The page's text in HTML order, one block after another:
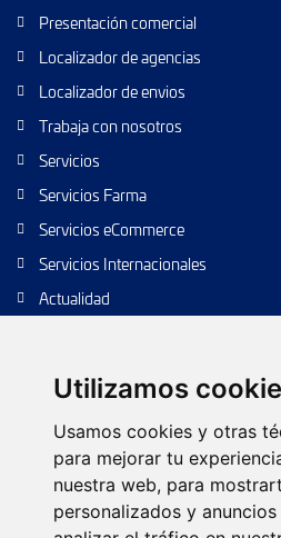
Utilizamos
Usamos cookies y otras
para mejorar tu
nuestra web, para
personalizados y
Presentación comercial
Localizador de agencias
Localizador de envios
Trabaja con nosotros
Servicios
Servicios Farma
Servicios eCommerce
Servicios Internacionales
Actualidad
Envíos de calidad
Envíos Baratos